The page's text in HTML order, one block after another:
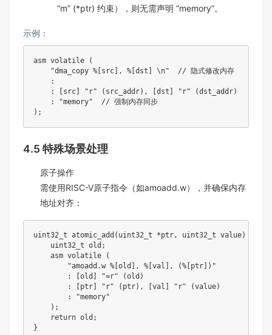
“m” (*ptr) 约束），则无需声明 “memory”。
示例：
asm volatile
(
"dma_copy %[src], %[dst] \n"
// 隐式修改内存
:
:
src "r" ( src_addr) , dst "r" (dst_addr)
:
"memory"
// 强制内存同步
) ;
4.5 特殊场景处理
原子操作
需使用RISC-V原子指令（如amoadd.w），并确保内存
地址对齐：
uint32_t atomic_add ( uint32_t *ptr, uint32_t value)
    uint32_t old
;
    asm volatile
(
"amoadd.w %[old], %[val], (%[ptr])"
:
old "=r" (old )
:
ptr "r" ( ptr) , val "r" (value)
:
"memory"
) ;
return old ;
}